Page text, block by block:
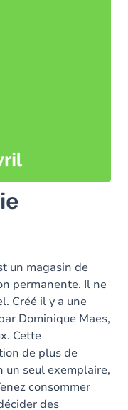
un magasin de
permanente. Il ne
Créé il y a une
Dominique Maes,
Cette
de plus de
un seul exemplaire,
consommer
des